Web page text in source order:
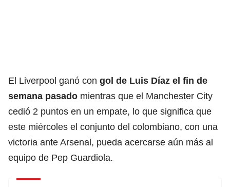
El Liverpool ganó con gol de Luis Díaz el fin de
semana pasado mientras que el Manchester City
cedió 2 puntos en un empate, lo que significa que
este miércoles el conjunto del colombiano, con una
victoria ante Arsenal, pueda acercarse aún más al
equipo de Pep Guardiola.